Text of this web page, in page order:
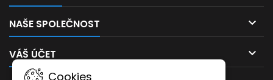
NAŠE SPOLEČNOST 
VÁŠ ÚČET 
Cookies